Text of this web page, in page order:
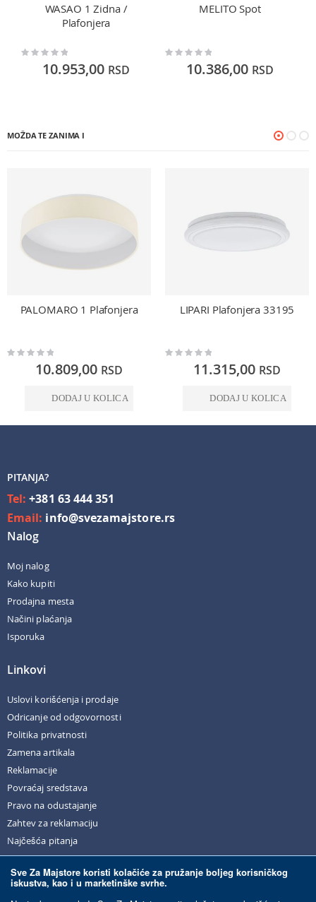
Sve Za Majstore koristi kolačiće za pružanje boljeg korisničkog
iskustva, kao i u marketinške svrhe.
WASAO 1 Zidna /
Plafonjera
Rating:
10.953,00 RSD
MELITO Spot
Rating:
10.386,00 RSD
MOŽDA TE ZANIMA I
PALOMARO 1 Plafonjera
Rating:
10.809,00 RSD
DODAJ U KOLICA
LIPARI Plafonjera 33195
Rating:
11.315,00 RSD
DODAJ U KOLICA
PITANJA?
Tel:+381 63 444 351
Email: info@svezamajstore.rs
Nalog
Moj nalog
Kako kupiti
Prodajna mesta
Načini plaćanja
Isporuka
Linkovi
Uslovi korišćenja i prodaje
Odricanje od odgovornosti
Politika privatnosti
Zamena artikala
Reklamacije
Povraćaj sredstava
Pravo na odustajanje
Zahtev za reklamaciju
Najčešća pitanja
© Sve Za Majstore. 2026. Sva prava zadržana.